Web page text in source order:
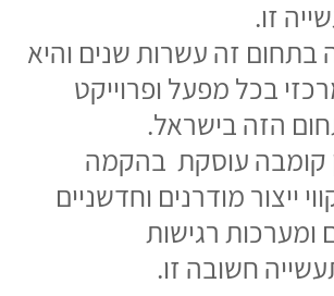
הרכישה, דרך ההובלה, האחסנה וכמובן
ההתקנה.
לחברה מוניטין רב בתחום, וברשותה ציוד
ריתוך אורביטאלי ומכונות וציוד חדיש ביותר
לביצוע נכון ומושלם של המערכות והיא
נמצאת בלב העשייה בתחום ברמות
הגבוהות ביותר.
לקומבה מחסנים נקיים ובית
מלאכה, הכולל חדרים נקיים, מודרני
ומשוכלל וצוות מקצועי ביותר בעל יכולות